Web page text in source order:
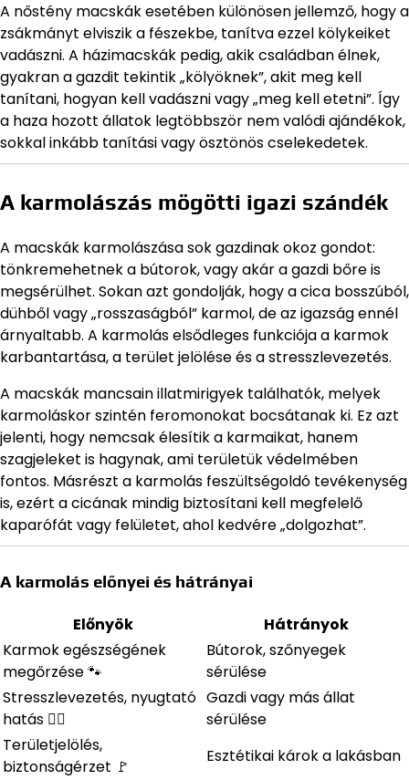
A nőstény macskák esetében különösen jellemző, hogy a
zsákmányt elviszik a fészekbe, tanítva ezzel kölykeiket
vadászni. A házimacskák pedig, akik családban élnek,
gyakran a gazdit tekintik „kölyöknek”, akit meg kell
tanítani, hogyan kell vadászni vagy „meg kell etetni”. Így
a haza hozott állatok legtöbbször nem valódi ajándékok,
sokkal inkább tanítási vagy ösztönös cselekedetek.
A karmolászás mögötti igazi szándék
A macskák karmolászása sok gazdinak okoz gondot:
tönkremehetnek a bútorok, vagy akár a gazdi bőre is
megsérülhet. Sokan azt gondolják, hogy a cica bosszúból,
dühből vagy „rosszaságból” karmol, de az igazság ennél
árnyaltabb. A karmolás elsődleges funkciója a karmok
karbantartása, a terület jelölése és a stresszlevezetés.
A macskák mancsain illatmirigyek találhatók, melyek
karmoláskor szintén feromonokat bocsátanak ki. Ez azt
jelenti, hogy nemcsak élesítik a karmaikat, hanem
szagjeleket is hagynak, ami területük védelmében
fontos. Másrészt a karmolás feszültségoldó tevékenység
is, ezért a cicának mindig biztosítani kell megfelelő
kaparófát vagy felületet, ahol kedvére „dolgozhat”.
A karmolás előnyei és hátrányai
Előnyök
Hátrányok
Karmok egészségének
megőrzése 🐾
Bútorok, szőnyegek
sérülése
Stresszlevezetés, nyugtató
hatás 🧘‍♂️
Gazdi vagy más állat
sérülése
Területjelölés,
biztonságérzet 🚩
Esztétikai károk a lakásban